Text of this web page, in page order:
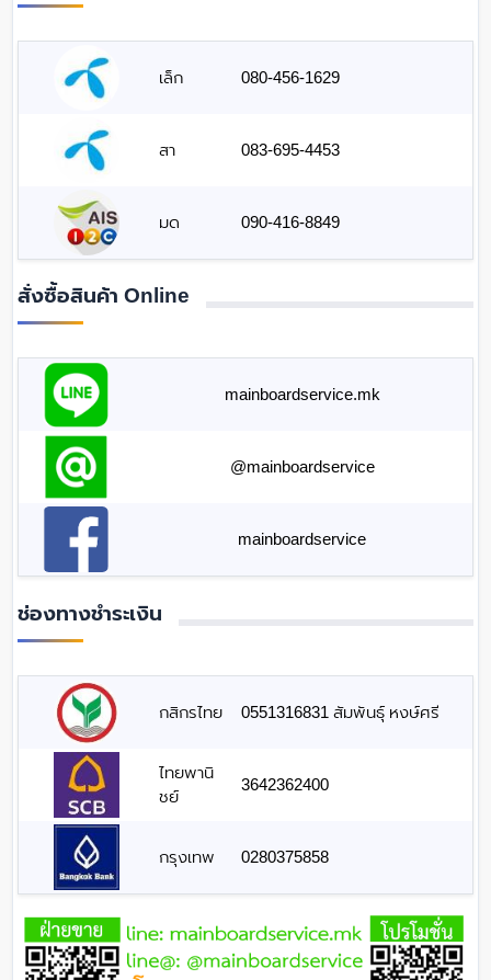
เล็ก 080-456-1629
สา 083-695-4453
มด 090-416-8849
สั่งซื้อสินค้า Online
mainboardservice.mk
@mainboardservice
mainboardservice
ช่องทางชำระเงิน
กสิกรไทย 0551316831 สัมพันธุ์ หงษ์ศรี
ไทยพานิ
ชย์
3642362400
กรุงเทพ 0280375858